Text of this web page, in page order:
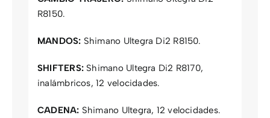
R8150.
MANDOS: Shimano Ultegra Di2 R8150.
SHIFTERS: Shimano Ultegra Di2 R8170,
inalámbricos, 12 velocidades.
CADENA: Shimano Ultegra, 12 velocidades.